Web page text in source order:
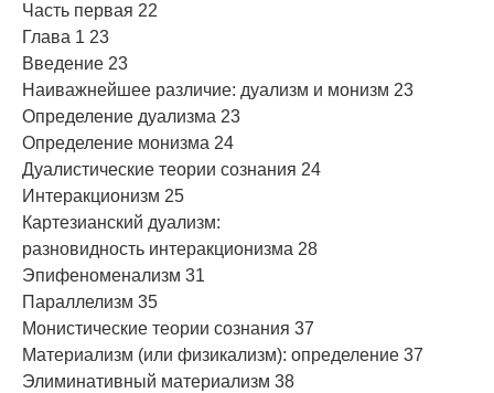
Часть первая 22
Глава 1 23
Введение 23
Наиважнейшее различие: дуализм и монизм 23
Определение дуализма 23
Определение монизма 24
Дуалистические теории сознания 24
Интеракционизм 25
Картезианский дуализм:
разновидность интеракционизма 28
Эпифеноменализм 31
Параллелизм 35
Монистические теории сознания 37
Материализм (или физикализм): определение 37
Элиминативный материализм 38